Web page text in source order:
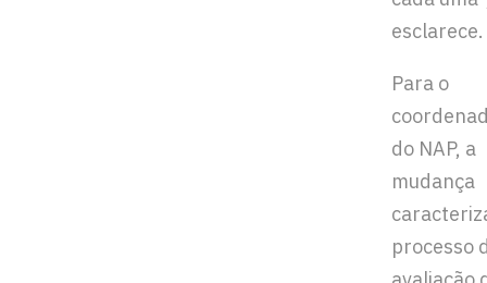
esclarece.
Para o
do NAP, a
mudança
processo